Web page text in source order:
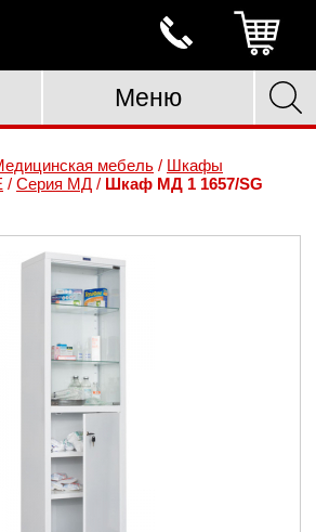
Меню
мебель / Шкафы
/ Серия МД / Шкаф МД 1 1657/SG